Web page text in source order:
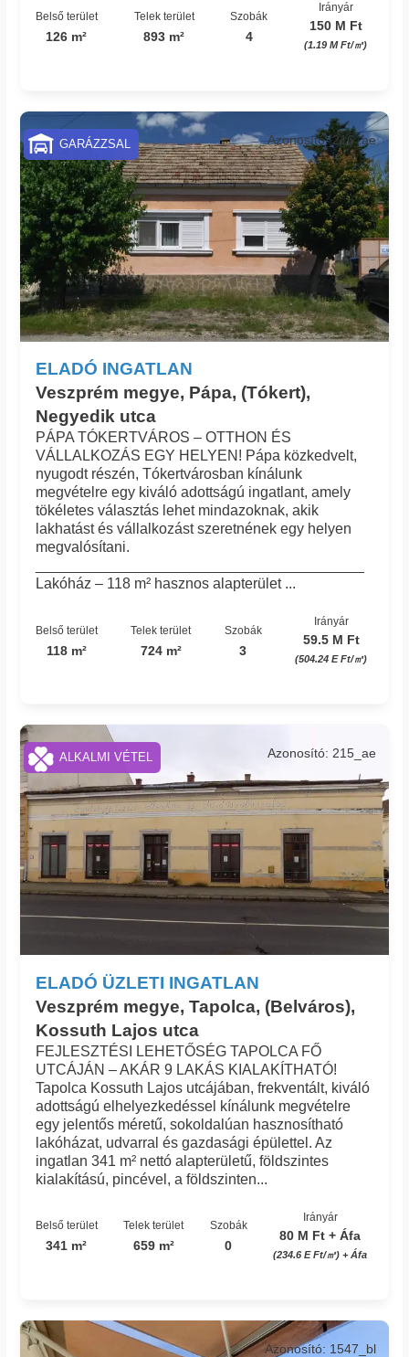
Belső terület
126 m²
Telek terület
893 m²
Szobák
4
Irányár
150 M Ft
(1.19 M Ft/㎡)
ELADÓ INGATLAN
Veszprém megye, Pápa, (Tókert),
Negyedik utca
Azonosító: 216_ae
PÁPA TÓKERTVÁROS – OTTHON ÉS
VÁLLALKOZÁS EGY HELYEN! Pápa közkedvelt,
nyugodt részén, Tókertvárosban kínálunk
megvételre egy kiváló adottságú ingatlant, amely
tökéletes választás lehet mindazoknak, akik
lakhatást és vállalkozást szeretnének egy helyen
megvalósítani.
Lakóház – 118 m² hasznos alapterület ...
Belső terület
118 m²
Telek terület
724 m²
Szobák
3
Irányár
59.5 M Ft
(504.24 E Ft/㎡)
GARÁZZSAL
ELADÓ ÜZLETI INGATLAN
Veszprém megye, Tapolca, (Belváros),
Kossuth Lajos utca
Azonosító: 215_ae
FEJLESZTÉSI LEHETŐSÉG TAPOLCA FŐ
UTCÁJÁN – AKÁR 9 LAKÁS KIALAKÍTHATÓ!
Tapolca Kossuth Lajos utcájában, frekventált, kiváló
adottságú elhelyezkedéssel kínálunk megvételre
egy jelentős méretű, sokoldalúan hasznosítható
lakóházat, udvarral és gazdasági épülettel. Az
ingatlan 341 m² nettó alapterületű, földszintes
kialakítású, pincével, a földszinten...
Belső terület
341 m²
Telek terület
659 m²
Szobák
0
Irányár
80 M Ft + Áfa
(234.6 E Ft/㎡) + Áfa
ALKALMI VÉTEL
Azonosító: 1547_bl